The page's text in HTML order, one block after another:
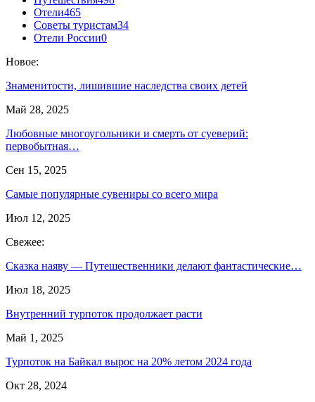
Отели465
Советы туристам34
Отели России0
Новое:
Знаменитости, лишившие наследства своих детей
Май 28, 2025
Любовные многоугольники и смерть от суеверий:
первобытная…
Сен 15, 2025
Самые популярные сувениры со всего мира
Июл 12, 2025
Свежее:
Сказка наяву — Путешественники делают фантастические…
Июл 18, 2025
Внутренний турпоток продолжает расти
Май 1, 2025
Турпоток на Байкал вырос на 20% летом 2024 года
Окт 28, 2024